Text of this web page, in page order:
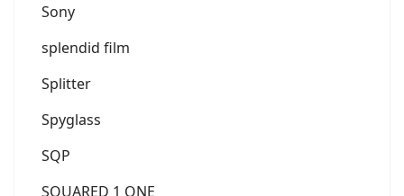
Sony
splendid film
Splitter
Spyglass
SQP
SQUARED 1 ONE